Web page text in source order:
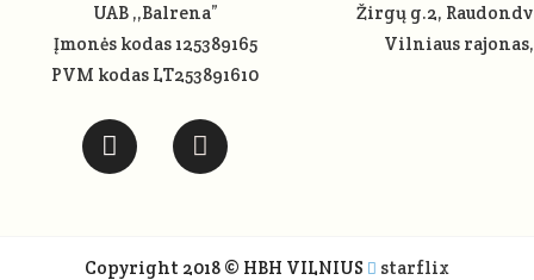
UAB ,,Balrena”
Įmonės kodas 125389165
PVM kodas LT253891610
Žirgų g.2,
Vilniaus rajonas
Copyright 2018 © HBH VILNIUS starflix